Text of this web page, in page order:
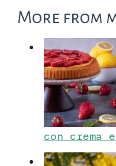
More from
con crema